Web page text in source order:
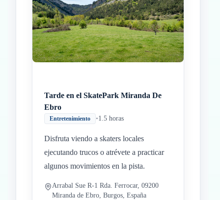
Tarde en el SkatePark Miranda De
Ebro
Entretenimiento •1.5 horas
Disfruta viendo a skaters locales
ejecutando trucos o atrévete a practicar
algunos movimientos en la pista.
Arrabal Sue R-1 Rda. Ferrocar, 09200
Miranda de Ebro, Burgos, España